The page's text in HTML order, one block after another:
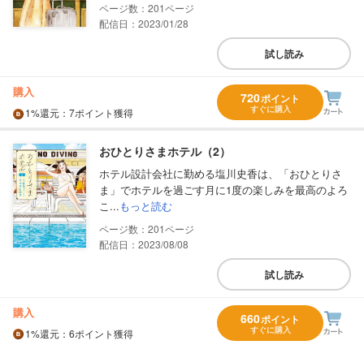
201
配信日：2023/01/28
試し読み
購入
1%還元 ：7ポイント獲得
720ポイント
すぐに購入
おひとりさまホテル（2）
ホテル設計会社に勤める塩川史香は、「おひとりさ
ま」でホテルを過ごす月に1度の楽しみを最高のよろ
こ...もっと読む
201
配信日：2023/08/08
試し読み
購入
1%還元 ：6ポイント獲得
660ポイント
すぐに購入